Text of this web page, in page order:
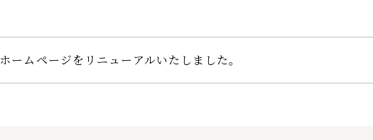
ホームページをリニューアルいたしました。